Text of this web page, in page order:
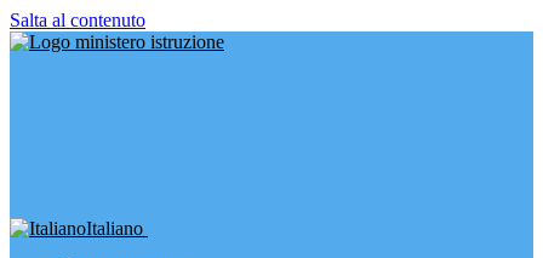
Salta al contenuto
Italiano